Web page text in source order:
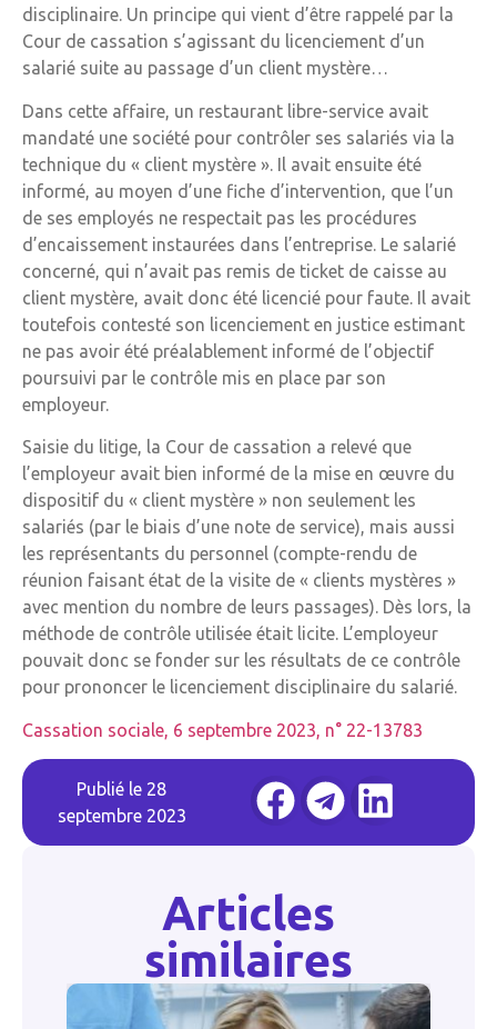
disciplinaire. Un principe qui vient d’être rappelé par la
Cour de cassation s’agissant du licenciement d’un
salarié suite au passage d’un client mystère…
Dans cette affaire, un restaurant libre-service avait
mandaté une société pour contrôler ses salariés via la
technique du « client mystère ». Il avait ensuite été
informé, au moyen d’une fiche d’intervention, que l’un
de ses employés ne respectait pas les procédures
d’encaissement instaurées dans l’entreprise. Le salarié
concerné, qui n’avait pas remis de ticket de caisse au
client mystère, avait donc été licencié pour faute. Il avait
toutefois contesté son licenciement en justice estimant
ne pas avoir été préalablement informé de l’objectif
poursuivi par le contrôle mis en place par son
employeur.
Saisie du litige, la Cour de cassation a relevé que
l’employeur avait bien informé de la mise en œuvre du
dispositif du « client mystère » non seulement les
salariés (par le biais d’une note de service), mais aussi
les représentants du personnel (compte-rendu de
réunion faisant état de la visite de « clients mystères »
avec mention du nombre de leurs passages). Dès lors, la
méthode de contrôle utilisée était licite. L’employeur
pouvait donc se fonder sur les résultats de ce contrôle
pour prononcer le licenciement disciplinaire du salarié.
Cassation sociale, 6 septembre 2023, n° 22-13783
Publié le 28
septembre 2023
Articles
similaires